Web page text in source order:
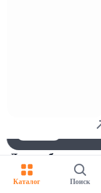
Для мебели и
Каталог Поиск